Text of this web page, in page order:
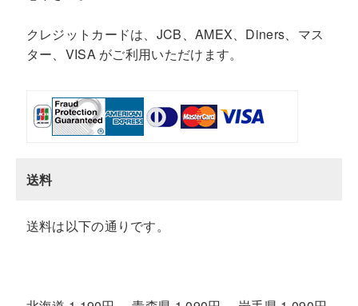
クレジットカードは、JCB、AMEX、Diners、マス
ター、VISA がご利用いただけます。
送料
送料は以下の通りです。